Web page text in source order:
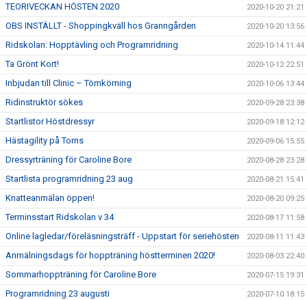
TEORIVECKAN HÖSTEN 2020 2020-10-20 21:21
OBS INSTÄLLT - Shoppingkväll hos Granngården 2020-10-20 13:56
Ridskolan: Hopptävling och Programridning 2020-10-14 11:44
Ta Grönt Kort! 2020-10-12 22:51
Inbjudan till Clinic – Tömkörning 2020-10-06 13:44
Ridinstruktör sökes 2020-09-28 23:38
Startlistor Höstdressyr 2020-09-18 12:12
Hästagility på Torns 2020-09-06 15:55
Dressyrträning för Caroline Bore 2020-08-28 23:28
Startlista programridning 23 aug 2020-08-21 15:41
Knatteanmälan öppen! 2020-08-20 09:25
Terminsstart Ridskolan v 34 2020-08-17 11:58
Online lagledar/föreläsningsträff - Uppstart för seriehösten 2020-08-11 11:43
Anmälningsdags för hoppträning höstterminen 2020! 2020-08-03 22:40
Sommarhoppträning för Caroline Bore 2020-07-15 19:31
Programridning 23 augusti 2020-07-10 18:15